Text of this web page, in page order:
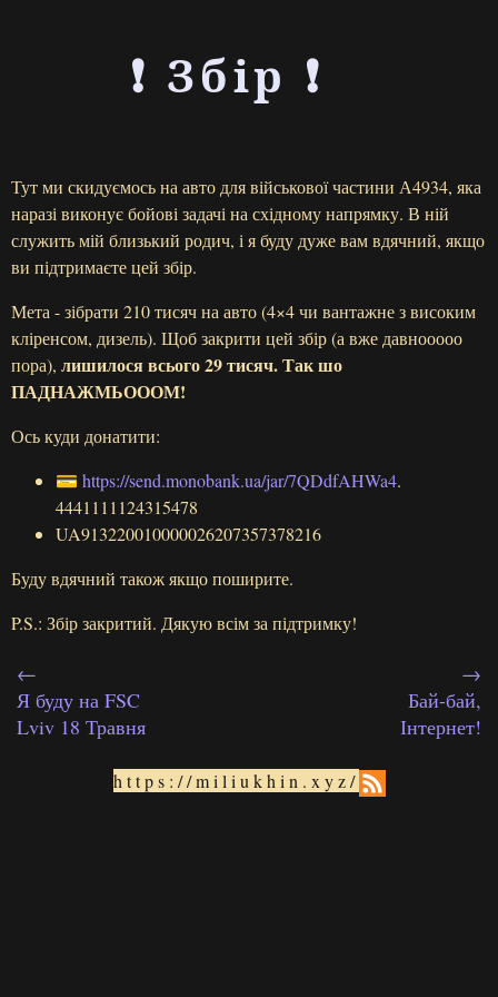
❗ Збір ❗
Тут ми скидуємось на авто для військової частини А4934, яка
наразі виконує бойові задачі на східному напрямку. В ній
служить мій близький родич, і я буду дуже вам вдячний, якщо
ви підтримаєте цей збір.
Мета - зібрати 210 тисяч на авто (4×4 чи вантажне з високим
кліренсом, дизель). Щоб закрити цей збір (а вже давнооооо
пора), лишилося всього 29 тисяч. Так шо
ПАДНАЖМЬОООМ!
Ось куди донатити:
💳 https://send.monobank.ua/jar/7QDdfAHWa4.
4441111124315478
UA913220010000026207357378216
Буду вдячний також якщо поширите.
P.S.: Збір закритий. Дякую всім за підтримку!
←
Я буду на FSC
Lviv 18 Травня
→
Бай-бай,
Інтернет!
https://miliukhin.xyz/